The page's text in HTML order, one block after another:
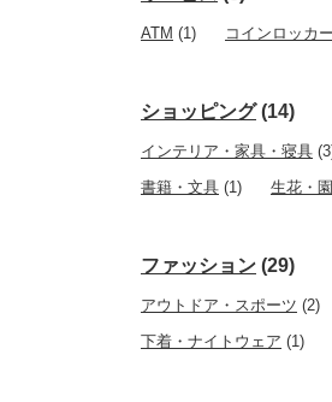
ATM (1) コインロッカー
ショッピング(14)
インテリア・家具・寝具
書籍・文具 (1) 生花・
ファッション (29)
アウトドア・スポーツ (2)
下着・ナイトウェア (1)